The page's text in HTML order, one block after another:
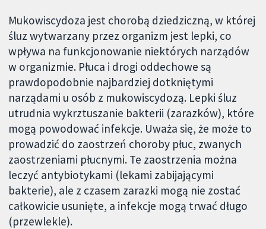
Mukowiscydoza jest chorobą dziedziczną, w której
śluz wytwarzany przez organizm jest lepki, co
wpływa na funkcjonowanie niektórych narządów
w organizmie. Płuca i drogi oddechowe są
prawdopodobnie najbardziej dotkniętymi
narządami u osób z mukowiscydozą. Lepki śluz
utrudnia wykrztuszanie bakterii (zarazków), które
mogą powodować infekcje. Uważa się, że może to
prowadzić do zaostrzeń choroby płuc, zwanych
zaostrzeniami płucnymi. Te zaostrzenia można
leczyć antybiotykami (lekami zabijającymi
bakterie), ale z czasem zarazki mogą nie zostać
całkowicie usunięte, a infekcje mogą trwać długo
(przewlekle).